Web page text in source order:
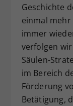
Geschichte
einmal mehr
immer
verfolgen
Säulen-
im Bereich
Förderung
Betätigung,